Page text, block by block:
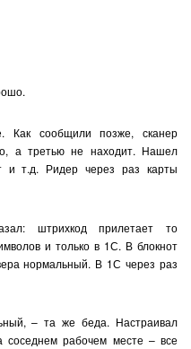
Как сообщили позже, сканер
а третью не находит. Нашел
и т.д. Ридер через раз карты
штрихкод прилетает то
и только в 1С. В блокнот
нормальный. В 1С через раз
– та же беда. Настраивал
рабочем месте – все